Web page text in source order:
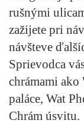
rušnými
zažijete pri
návšteve
Sprievodca
chrámami
paláce, Wat
Chrám úsvitu.